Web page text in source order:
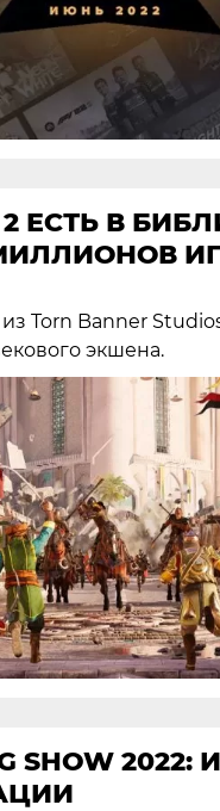
2 ЕСТЬ В
Torn Banner
экшена.
SHOW 2022: